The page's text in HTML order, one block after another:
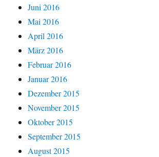
Juni 2016
Mai 2016
April 2016
März 2016
Februar 2016
Januar 2016
Dezember 2015
November 2015
Oktober 2015
September 2015
August 2015